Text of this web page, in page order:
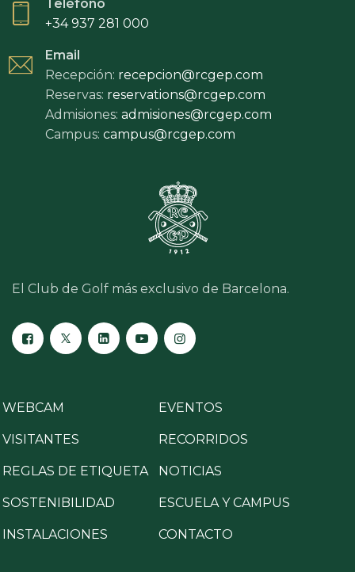
Teléfono
+34 937 281 000
Email
Recepción: recepcion@rcgep.com
Reservas: reservations@rcgep.com
Admisiones: admisiones@rcgep.com
Campus: campus@rcgep.com
El Club de Golf más exclusivo de Barcelona.
WEBCAM EVENTOS
VISITANTES RECORRIDOS
REGLAS DE ETIQUETA NOTICIAS
SOSTENIBILIDAD ESCUELA Y CAMPUS
INSTALACIONES CONTACTO